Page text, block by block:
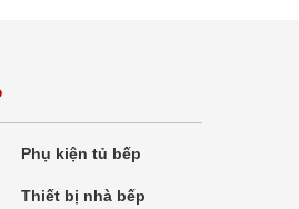
Phụ kiện tủ bếp
Thiết bị nhà bếp